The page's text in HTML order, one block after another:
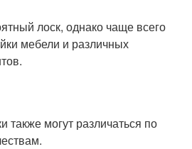
лоск, однако чаще всего
мебели и различных
могут различаться по